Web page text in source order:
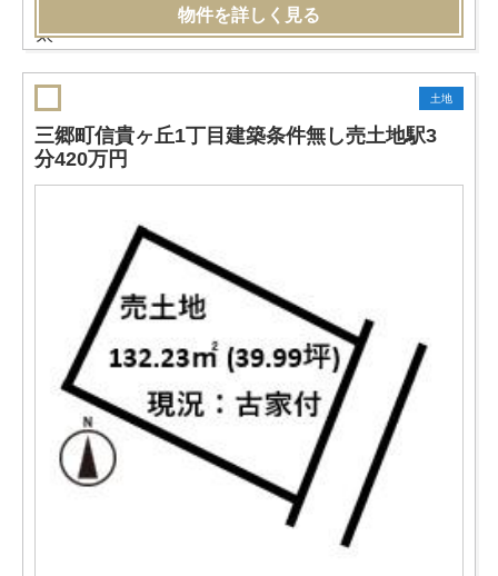
物件を詳しく見る
土地
三郷町信貴ヶ丘1丁目建築条件無し売土地駅3
分420万円